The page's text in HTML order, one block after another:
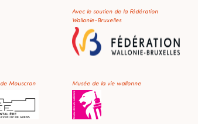
Avec le soutien de la Fédération
Wallonie-Bruxelles
Mouscron
Musée de la vie wallonne